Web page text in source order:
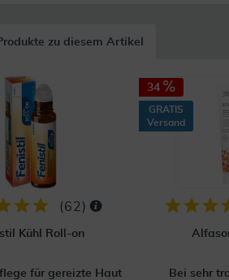
zu diesem Artikel
(62 )
Kühl Roll-on
für gereizte Haut
34
GRATIS
Versand
Bei sehr